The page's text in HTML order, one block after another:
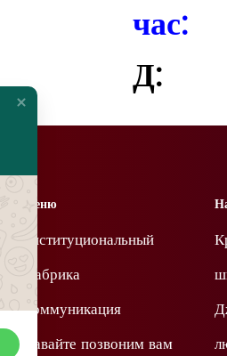
час:
Д:
Меню
институциональный
Фабрика
Коммуникация
Давайте позвоним вам